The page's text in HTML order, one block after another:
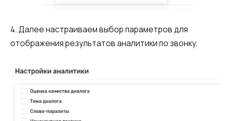
4. Далее настраиваем выбор параметров для
отображения результатов аналитики по звонку.